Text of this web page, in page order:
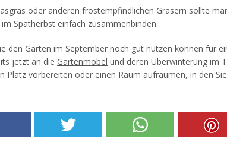
oder anderen frostempfindlichen Gräsern sollte
Spätherbst einfach zusammenbinden.
den Garten im September noch gut nutzen können für
jetzt an die Gartenmöbel und deren Überwinterung im
Platz vorbereiten oder einen Raum aufräumen, in den